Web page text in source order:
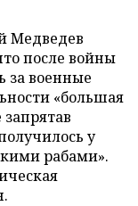
Медведев
после войны
за военные
«большая
у
рабами».